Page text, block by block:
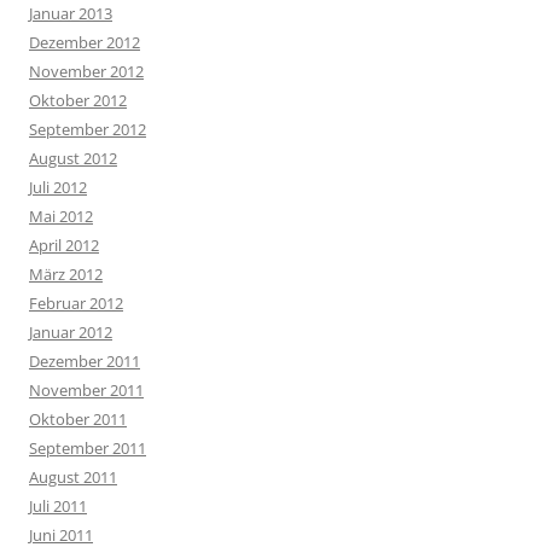
Januar 2013
Dezember 2012
November 2012
Oktober 2012
September 2012
August 2012
Juli 2012
Mai 2012
April 2012
März 2012
Februar 2012
Januar 2012
Dezember 2011
November 2011
Oktober 2011
September 2011
August 2011
Juli 2011
Juni 2011